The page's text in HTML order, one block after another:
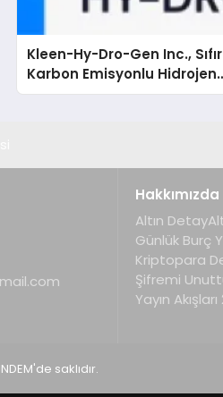
Kleen-Hy-Dro-Gen Inc., Sıfır
Karbon Emisyonlu Hidrojen
Isıtma Teknolojisinde ISO
Hakkımızda
Altın Detay
Günlük Burç
Kriptopara
Şifremi
Yayın Akışları
saklıdır.